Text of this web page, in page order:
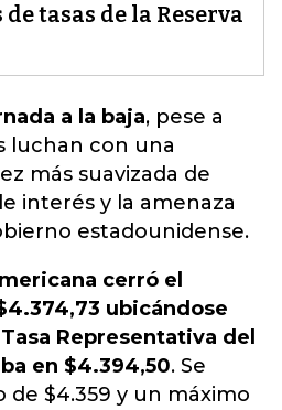
tasas de la Reserva
a la baja, pese a
luchan con una
más suavizada de
interés y la amenaza
estadounidense.
cerró el
ubicándose
Representativa del
en $4.394,50. Se
$4.359 y un máximo